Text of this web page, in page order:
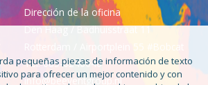
Dirección de la oficina
Den Haag / Badhuisstraat 11
Rotterdam / Airportplein 55 #Bobcat
Tel: 085-0240046
info@beeventgroup.nl
pequeñas piezas de información de texto
para ofrecer un mejor contenido y con